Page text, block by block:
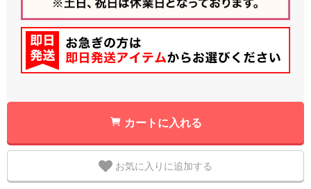
カートに入れる
お気に入りに追加する